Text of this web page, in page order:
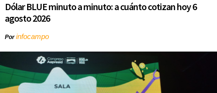
Dólar BLUE minuto a minuto: a cuánto cotizan hoy 6
agosto 2026
Porinfocampo